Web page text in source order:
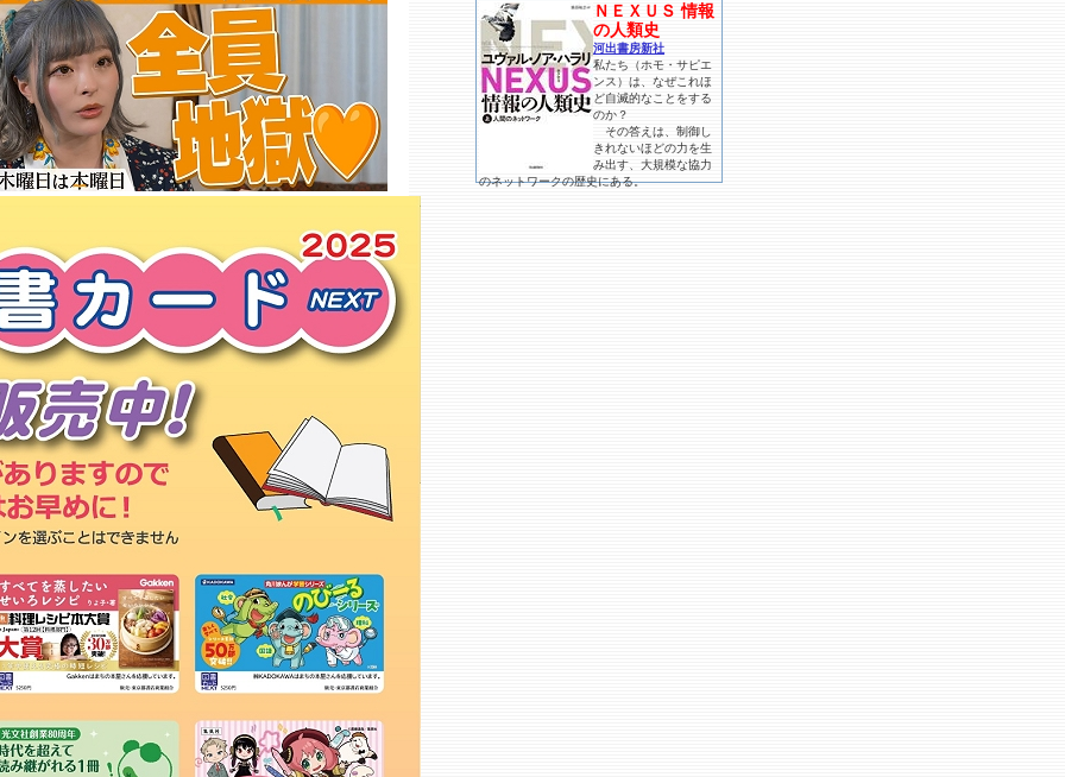
チェリー
くわのみ書房
くまざわ書店 勝田台店○
未来屋書店 津田沼店○
タワーレコード 津田沼店
ＣＩＴサービス 千葉工大津田沼
ビデオ激安王 白井店
アニメイト イオンモール津田沼
丸善 津田沼店
本屋ｌｉｇｈｔｈｏｕｓｅ
たちばな書店 津田沼店
和広堂書店
もっと詳しく
ＮＥＸＵＳ 情報
の人類史
河出書房新社
私たち（ホモ・サピエ
ンス）は、なぜこれほ
ど自滅的なことをする
のか？
その答えは、制御し
きれないほどの力を生
み出す、大規模な協力
のネットワークの歴史にある。